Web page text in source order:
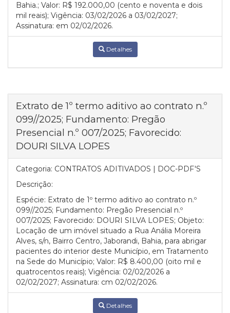
Bahia.; Valor: R$ 192.000,00 (cento e noventa e dois
mil reais); Vigência: 03/02/2026 a 03/02/2027;
Assinatura: em 02/02/2026.
Detalhes
Extrato de 1º termo aditivo ao contrato n.º
099//2025; Fundamento: Pregão
Presencial n.º 007/2025; Favorecido:
DOURI SILVA LOPES
Categoria: CONTRATOS ADITIVADOS | DOC-PDF'S
Descrição:
Espécie: Extrato de 1º termo aditivo ao contrato n.º
099//2025; Fundamento: Pregão Presencial n.º
007/2025; Favorecido: DOURI SILVA LOPES; Objeto:
Locação de um imóvel situado a Rua Anália Moreira
Alves, s/n, Bairro Centro, Jaborandi, Bahia, para abrigar
pacientes do interior deste Município, em Tratamento
na Sede do Município; Valor: R$ 8.400,00 (oito mil e
quatrocentos reais); Vigência: 02/02/2026 a
02/02/2027; Assinatura: cm 02/02/2026.
Detalhes